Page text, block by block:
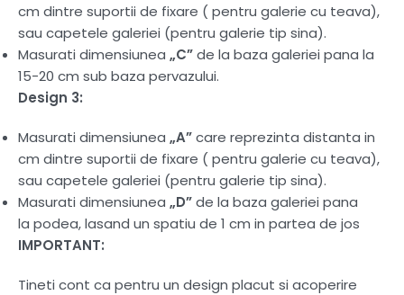
cm dintre suportii de fixare ( pentru galerie cu teava),
sau capetele galeriei (pentru galerie tip sina).
Masurati dimensiunea „C”de la baza galeriei pana la
15-20 cm sub baza pervazului.
Design 3:
Masurati dimensiunea „A”care reprezinta distanta in
cm dintre suportii de fixare ( pentru galerie cu teava),
sau capetele galeriei (pentru galerie tip sina).
Masurati dimensiunea „D”de la baza galeriei pana
la podea, lasand un spatiu de 1 cm in partea de jos
IMPORTANT:
Tineti cont ca pentru un design placut si acoperire